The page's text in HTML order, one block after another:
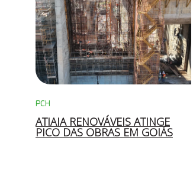
PCH
ATIAIA RENOVÁVEIS ATINGE
PICO DAS OBRAS EM GOIÁS